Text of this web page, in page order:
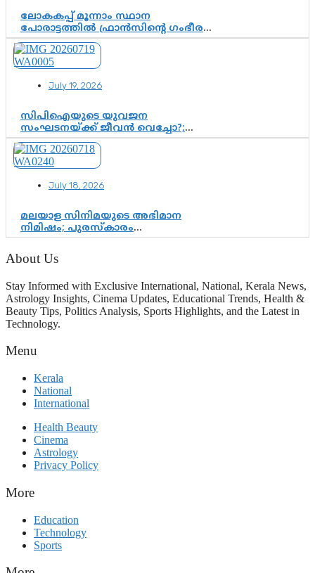
ലോകകപ്പ് മൂന്നാം സ്ഥാന
പോരാട്ടത്തിൽ ഫ്രാൻസിന്റെ ഗംഭീര
തിരിച്ചുവരവ്; ഗോൾവേട്ടയിൽ
മെസ്സിയെ മറികടന്ന് എംബാപ്പെ
July 19, 2026
സിപിഐയുടെ യുവജന
സംഘടനയ്ക്ക് ജീവൻ വെച്ചോ?;
ജിസ്മോന്റെ വിമർശനം രാഷ്ട്രീയ
ഇരട്ടത്താപ്പെന്ന് ചർച്ച
July 18, 2026
മലയാള സിനിമയുടെ അഭിമാന
നിമിഷം; പുരസ്‌കാരം
ആഘോഷമാകട്ടെ, മികവ് ശീലമാകട്ടെ
About Us
Stay Informed with Exclusive International, National, Kerala News,
Astrology Insights, Cinema Updates, Educational Trends, Health &
Beauty Tips, Politics Analysis, Sports Highlights, and the Latest in
Technology.
Menu
Kerala
National
International
Health Beauty
Cinema
Astrology
Privacy Policy
More
Education
Technology
Sports